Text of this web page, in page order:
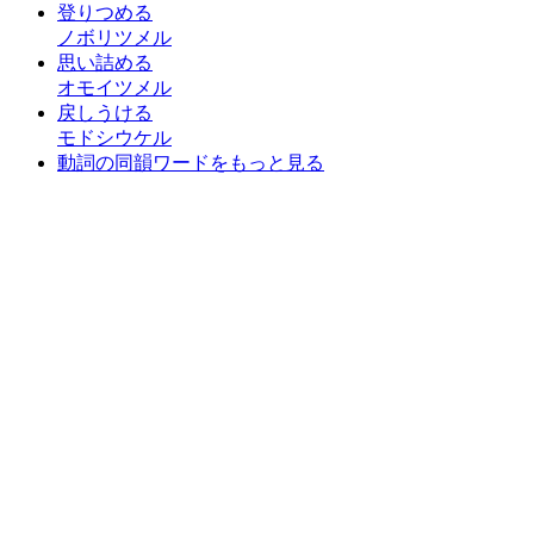
登りつめる
ノボリツメル
思い詰める
オモイツメル
戻しうける
モドシウケル
動詞の同韻ワードをもっと見る